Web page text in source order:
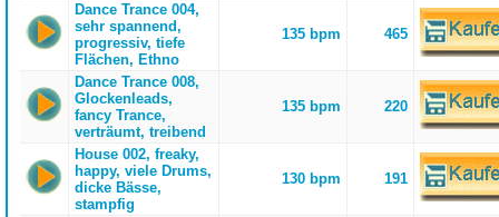
Dance Trance 004,
sehr spannend,
progressiv, tiefe
Flächen, Ethno
135 bpm 465
Dance Trance 008,
Glockenleads,
fancy Trance,
verträumt, treibend
135 bpm 220
House 002, freaky,
happy, viele Drums,
dicke Bässe,
stampfig
130 bpm 191